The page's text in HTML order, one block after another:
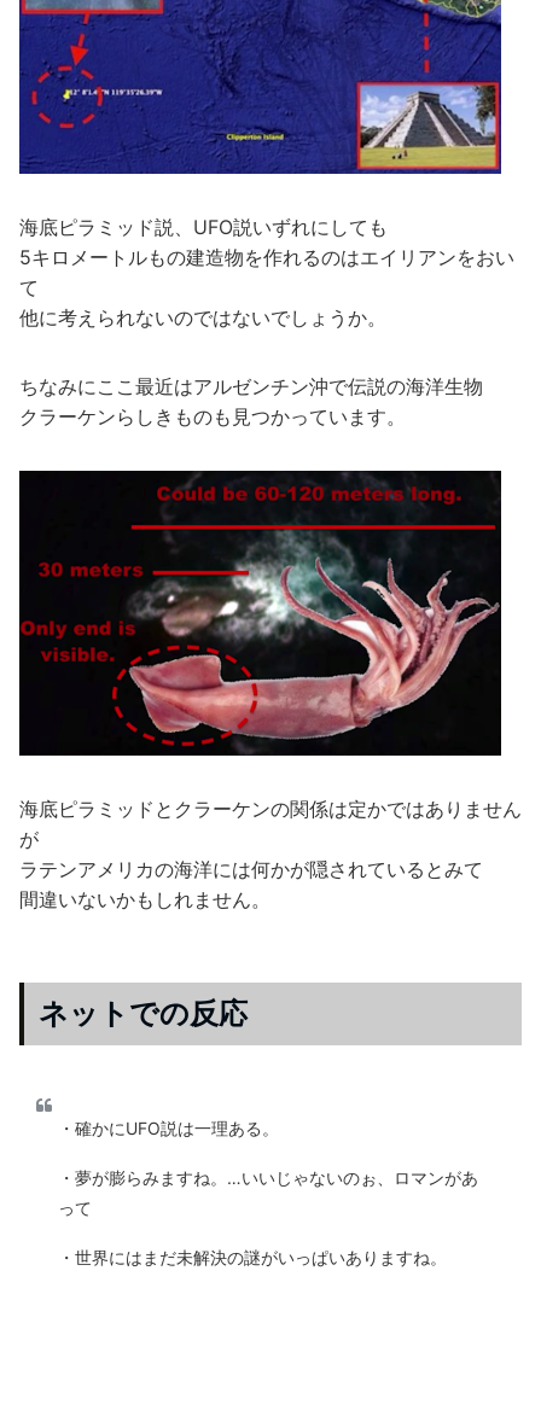
海底ピラミッド説、UFO説いずれにしても
5キロメートルもの建造物を作れるのはエイリアンをおい
て
他に考えられないのではないでしょうか。
ちなみにここ最近はアルゼンチン沖で伝説の海洋生物
クラーケンらしきものも見つかっています。
海底ピラミッドとクラーケンの関係は定かではありません
が
ラテンアメリカの海洋には何かが隠されているとみて
間違いないかもしれません。
ネットでの反応
・確かにUFO説は一理ある。
・夢が膨らみますね。…いいじゃないのぉ、ロマンがあ
って
・世界にはまだ未解決の謎がいっぱいありますね。